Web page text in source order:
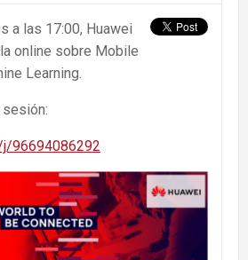
a las 17:00, Huawei
online sobre Mobile
Learning.
sesión:
96694086292